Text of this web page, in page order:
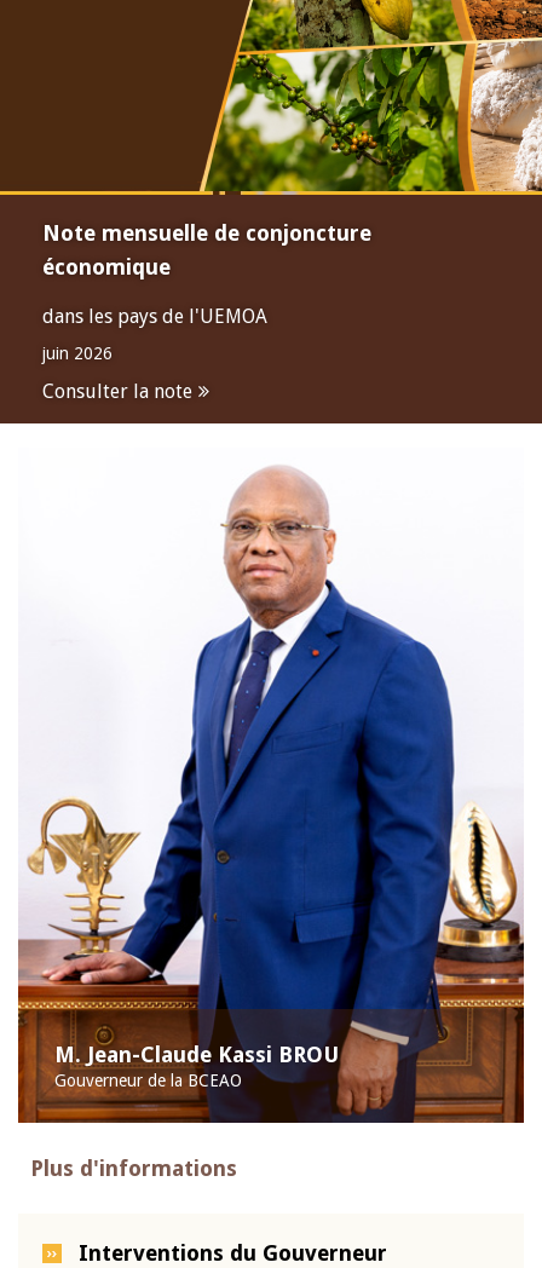
Note mensuelle de conjoncture
économique
dans les pays de l'UEMOA
juin 2026
Consulter la note
M. Jean-Claude Kassi BROU
Gouverneur de la BCEAO
Plus d'informations
Interventions du Gouverneur